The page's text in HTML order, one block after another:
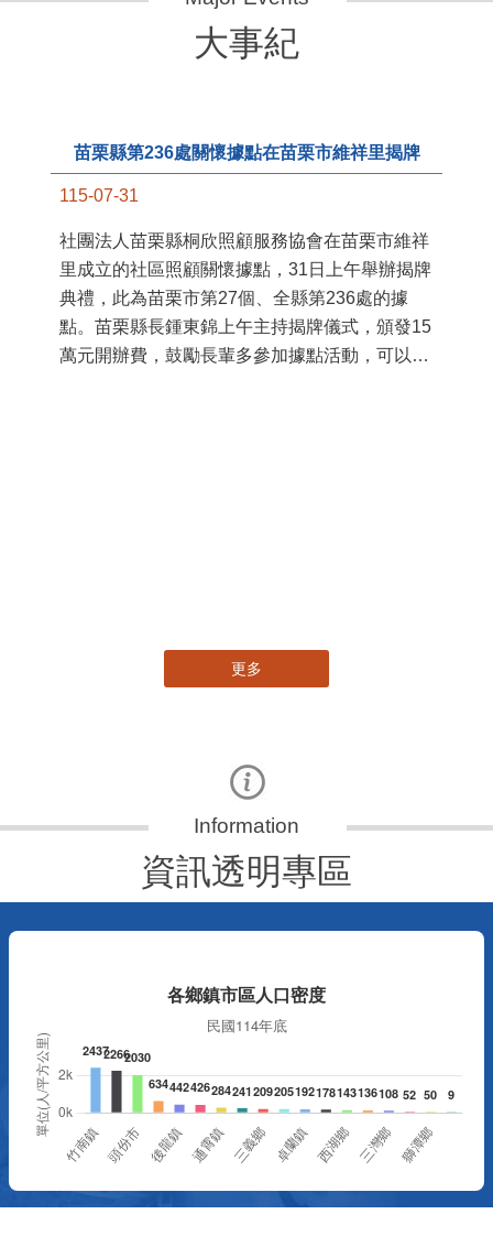
大事紀
苗栗縣第236處關懷據點在苗栗市維祥里揭牌
115-07-31
社團法人苗栗縣桐欣照顧服務協會在苗栗市維祥
里成立的社區照顧關懷據點，31日上午舉辦揭牌
典禮，此為苗栗市第27個、全縣第236處的據
點。苗栗縣長鍾東錦上午主持揭牌儀式，頒發15
萬元開辦費，鼓勵長輩多參加據點活動，可以更
更多
資訊透明專區